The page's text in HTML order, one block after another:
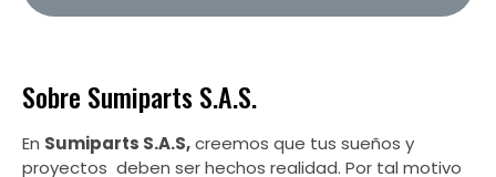
Sobre Sumiparts S.A.S.
En Sumiparts S.A.S,creemos que tus sueños y
proyectos deben ser hechos realidad. Por tal motivo